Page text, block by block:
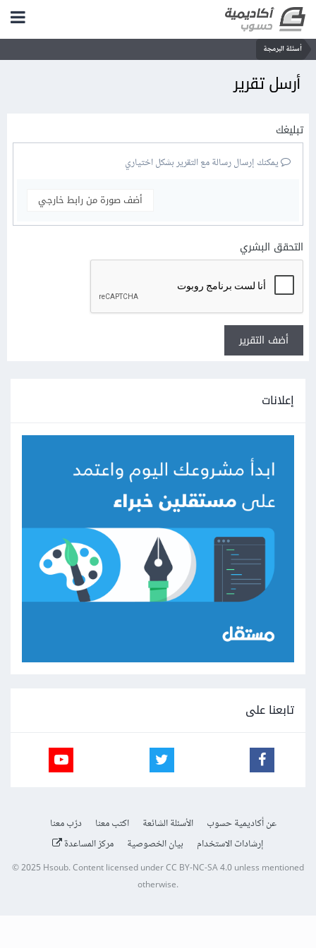
أسئلة البرمجة
أرسل تقرير
تبليغك
يمكنك إرسال رسالة مع التقرير بشكل اختياري
أضف صورة من رابط خارجي
التحقق البشري
أضف التقرير
إعلانات
تابعنا على
عن أكاديمية حسوب الأسئلة الشائعة اكتب معنا
درّب معنا
إرشادات الاستخدام
بيان الخصوصية مركز المساعدة
© 2025 Hsoub.Content licensed underCC BY-NC-SA 4.0unless mentioned
otherwise.